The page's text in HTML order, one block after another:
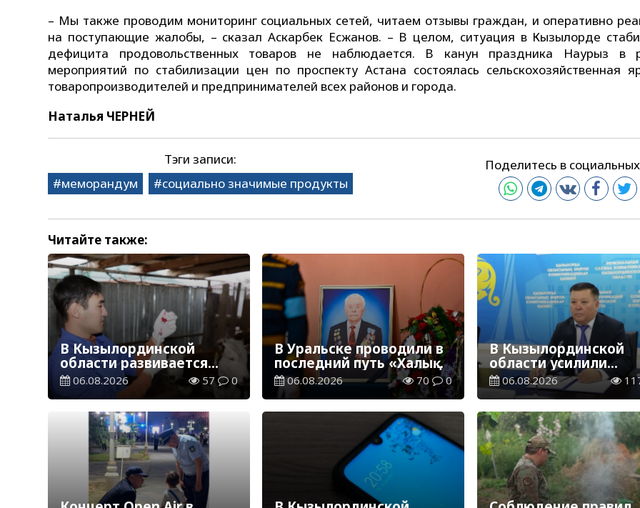
– Мы также проводим мониторинг социальных сетей, читаем отзывы граждан, и оперативно
на поступающие жалобы, – сказал Аскарбек Есжанов. – В целом, ситуация в Кызылорде
дефицита продовольственных товаров не наблюдается. В канун праздника Наурыз в
мероприятий по стабилизации цен по проспекту Астана состоялась сельскохозяйственная
товаропроизводителей и предпринимателей всех районов и города.
Наталья ЧЕРНЕЙ
Тэги записи:
меморандум
социально значимые продукты
Поделитесь в
Читайте также:
В Кызылординской
области развивается
ветеринарная отрасль
06.08.2026 57 0
В Уральске проводили в
последний путь «Халық
Қаһарманы» Ивана
Степановича Гапича
06.08.2026 70 0
В Кызылординской
области усилили
контроль за
дисциплиной
06.08.2026